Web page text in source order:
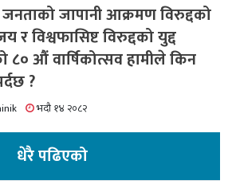
जनताको जापानी आक्रमण विरुद्दको
र विश्वफासिष्ट विरुद्दको युद्द
८० औं वार्षिकोत्सव हामीले किन
?
भदौ १४ २०८२
धेरै पढिएको